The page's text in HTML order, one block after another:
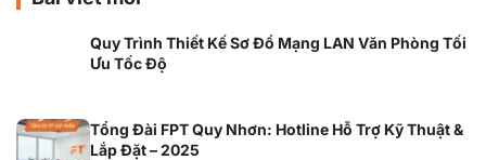
Quy Trình Thiết Kế Sơ Đồ Mạng LAN Văn Phòng Tối
Ưu Tốc Độ
Tổng Đài FPT Quy Nhơn: Hotline Hỗ Trợ Kỹ Thuật &
Lắp Đặt – 2025